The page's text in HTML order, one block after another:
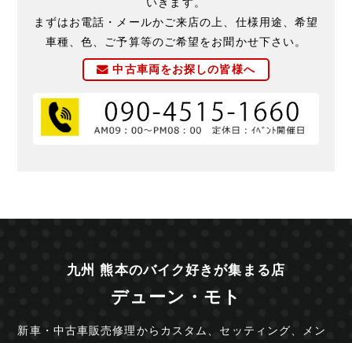
いきます。
まずはお電話・メールかご来店の上、仕様用途、希望
車種、色、ご予算等のご希望をお聞かせ下さい。
中古車両をお探しの皆様へ
九州 熊本のバイク好きが集まる店
デューン・モト
新車・中古車販売修理からカスタム、セッティング、
メン